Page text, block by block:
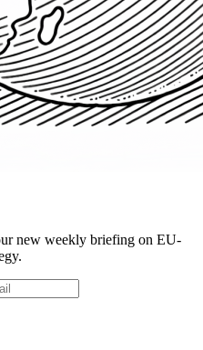
new weekly briefing on EU-